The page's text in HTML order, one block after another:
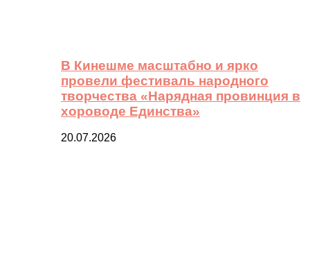
В Кинешме масштабно и ярко
провели фестиваль народного
творчества «Нарядная провинция в
хороводе Единства»
20.07.2026